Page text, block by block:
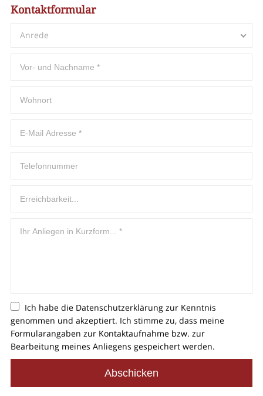
Kontaktformular
Anrede
Ich habe die Datenschutzerklärungzur Kenntnis
genommen und akzeptiert. Ich stimme zu, dass meine
Formularangaben zur Kontaktaufnahme bzw. zur
Bearbeitung meines Anliegens gespeichert werden.